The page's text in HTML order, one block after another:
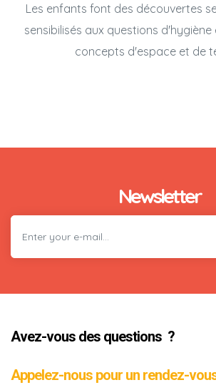
Les enfants font des découvertes
sensibilisés aux questions
concepts d'espace et de
Newsletter
Avez-vous des questions ?
Appelez-nous pour un rendez-